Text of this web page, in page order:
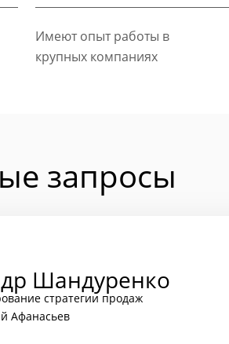
Имеют опыт работы в
крупных компаниях
запросы
Шандуренко
стратегии продаж
Афанасьев